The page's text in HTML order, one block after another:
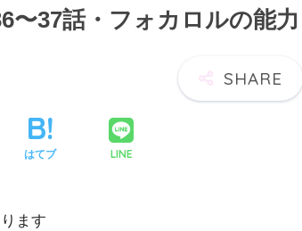
〜37話・フォカロルの能力
はてブ LINE
ます